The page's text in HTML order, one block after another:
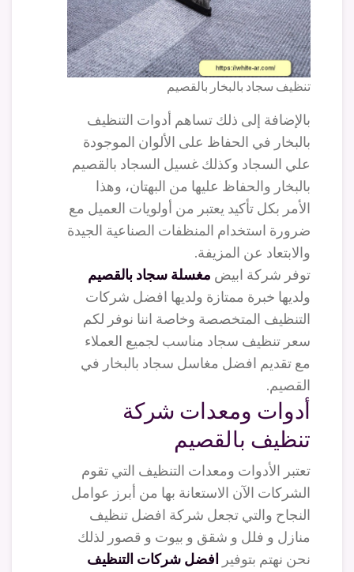
تنظيف سجاد بالبخار بالقصيم
بالإضافة إلى ذلك تساهم أدوات التنظيف
بالبخار في الحفاظ على الألوان الموجودة
علي السجاد وكذلك غسيل السجاد بالقصيم
بالبخار والحفاظ عليها من البهتان، وهذا
الأمر بكل تأكيد يعتبر من أولويات العميل مع
ضرورة استخدام المنظفات الصناعية الجيدة
والابتعاد عن المزيفة.
توفر شركة ابيض مغسلة سجاد بالقصيم
ولديها خبرة ممتازة ولديها افضل شركات
التنظيف المتخصصة وخاصة اننا نوفر لكم
سعر تنظيف سجاد مناسب لجميع العملاء
مع تقديم افضل مغاسل سجاد بالبخار في
القصيم.
أدوات ومعدات شركة
تنظيف بالقصيم
تعتبر الأدوات ومعدات التنظيف التي تقوم
الشركات الآن الاستعانة بها من أبرز عوامل
النجاح والتي تجعل شركة افضل تنظيف
منازل و فلل و شقق و بيوت و قصور لذلك
نحن نهتم بتوفير افضل شركات التنظيف